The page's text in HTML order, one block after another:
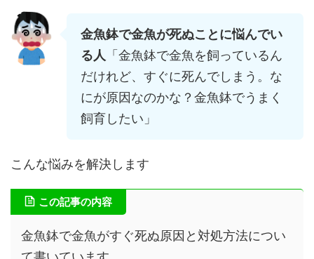
金魚鉢で金魚が死ぬことに悩んでい
る人 「金魚鉢で金魚を飼っているん
だけれど、すぐに死んでしまう。な
にが原因なのかな？金魚鉢でうまく
飼育したい」
こんな悩みを解決します
この記事の内容
金魚鉢で金魚がすぐ死ぬ原因と対処方法につい